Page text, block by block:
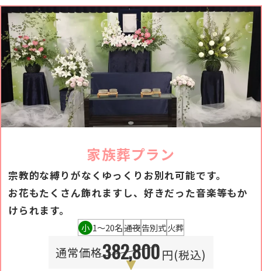
家族葬プラン
宗教的な縛りがなくゆっくりお別れ可能です。
お花もたくさん飾れますし、好きだった音楽等もか
けられます。
小 1〜20名通夜告別式火葬
通常価格382,800円(税込)